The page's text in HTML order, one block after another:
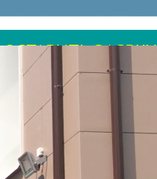
ОСТАВИТЬ ЗАЯВКУ
АРХИВ ЗАПИСЕЙ
М Г
Ср Пт